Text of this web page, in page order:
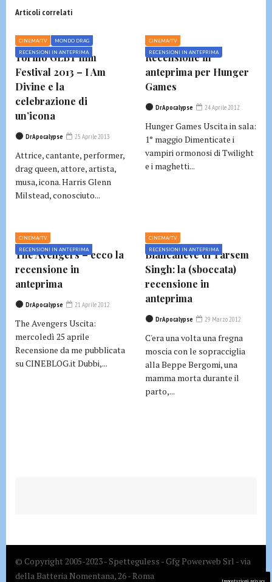
Articoli correlati
CINEMA/TV
MONDO DRAG
RECENSIONI IN ANTEPRIMA
Torino GLBT film
Festival 2013 – I Am
Divine e la
celebrazione di
un’icona
DrApocalypse 25 Aprile 2013
Attrice, cantante, performer,
drag queen, attore, artista,
musa, icona. Harris Glenn
Milstead, conosciuto...
CINEMA/TV
RECENSIONI IN ANTEPRIMA
Recensione in
anteprima per Hunger
Games
DrApocalypse 24 Aprile 2012
Hunger Games Uscita in sala:
1° maggio Dimenticate i
vampiri ormonosi di Twilight
e i maghetti...
CINEMA/TV
RECENSIONI IN ANTEPRIMA
The Avengers – ecco la
recensione in
anteprima
DrApocalypse 21 Aprile 2012
The Avengers Uscita:
mercoledì 25 aprile
Recensione da me pubblicata
su CINEBLOG.it Dubbi,...
CINEMA/TV
RECENSIONI IN ANTEPRIMA
Biancaneve di Tarsem
Singh: la (sboccata)
recensione in
anteprima
DrApocalypse 29 Marzo 2012
C'era una volta una fregna
moscia con le sopracciglia
alla Beppe Bergomi, una
mamma morta durante il
parto,...
© Copyright 2005-2023 - Spetteguless - Gfg Powerweb Srl - via
della Batteria Nomentana, 26 - Roma